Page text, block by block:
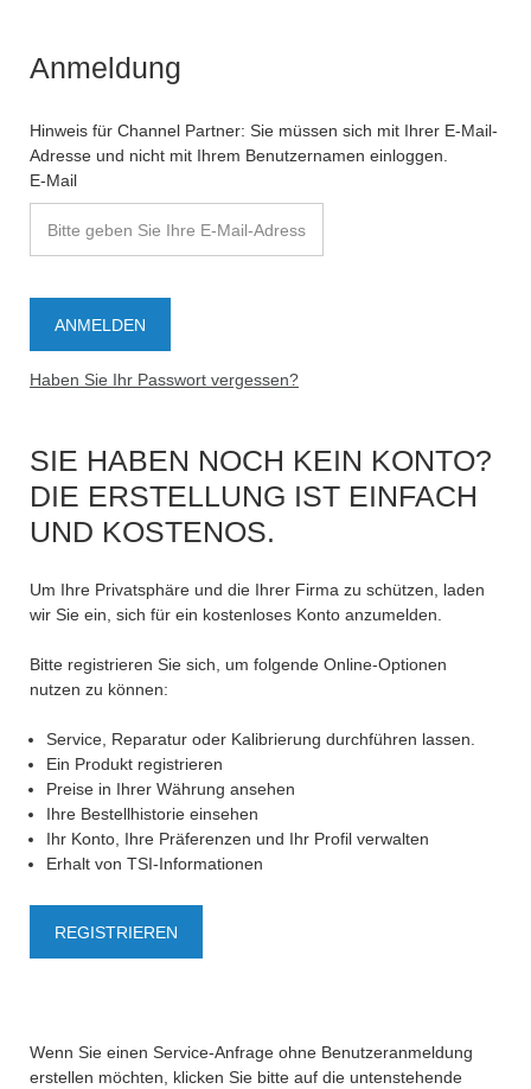
Anmeldung
Hinweis für Channel Partner: Sie müssen sich mit Ihrer E-Mail-
Adresse und nicht mit Ihrem Benutzernamen einloggen.
E-Mail
Haben Sie Ihr Passwort vergessen?
SIE HABEN NOCH KEIN KONTO?
DIE ERSTELLUNG IST EINFACH
UND KOSTENOS.
Um Ihre Privatsphäre und die Ihrer Firma zu schützen, laden
wir Sie ein, sich für ein kostenloses Konto anzumelden.
Bitte registrieren Sie sich, um folgende Online-Optionen
nutzen zu können:
Service, Reparatur oder Kalibrierung durchführen lassen.
Ein Produkt registrieren
Preise in Ihrer Währung ansehen
Ihre Bestellhistorie einsehen
Ihr Konto, Ihre Präferenzen und Ihr Profil verwalten
Erhalt von TSI-Informationen
REGISTRIEREN
Wenn Sie einen Service-Anfrage ohne Benutzeranmeldung
erstellen möchten, klicken Sie bitte auf die untenstehende